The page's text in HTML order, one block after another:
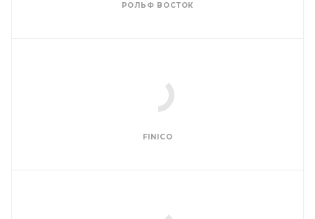
РОЛЬФ ВОСТОК
FINICO